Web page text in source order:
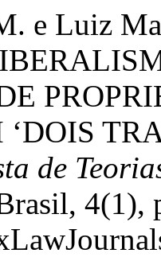
e Luiz
‘DOIS
de
4(1),